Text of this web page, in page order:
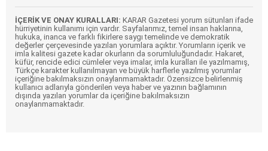
İÇERİK VE ONAY KURALLARI: KARAR Gazetesi yorum sütunları ifade
hürriyetinin kullanımı için vardır. Sayfalarımız, temel insan haklarına,
hukuka, inanca ve farklı fikirlere saygı temelinde ve demokratik
değerler çerçevesinde yazılan yorumlara açıktır. Yorumların içerik ve
imla kalitesi gazete kadar okurların da sorumluluğundadır. Hakaret,
küfür, rencide edici cümleler veya imalar, imla kuralları ile yazılmamış,
Türkçe karakter kullanılmayan ve büyük harflerle yazılmış yorumlar
içeriğine bakılmaksızın onaylanmamaktadır. Özensizce belirlenmiş
kullanıcı adlarıyla gönderilen veya haber ve yazının bağlamının
dışında yazılan yorumlar da içeriğine bakılmaksızın
onaylanmamaktadır.